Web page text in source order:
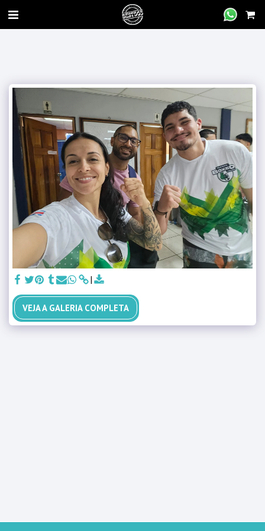
VEJA A GALERIA COMPLETA